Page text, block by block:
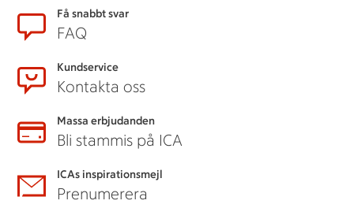
SidfotFå snabbt svar
FAQ
Kundservice
Kontakta oss
Massa erbjudanden
Bli stammis på ICA
ICAs inspirationsmejl
Prenumerera